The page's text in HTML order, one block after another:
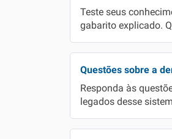
Teste seus
gabarito explicado.
Questões sobre a
Responda às
legados desse